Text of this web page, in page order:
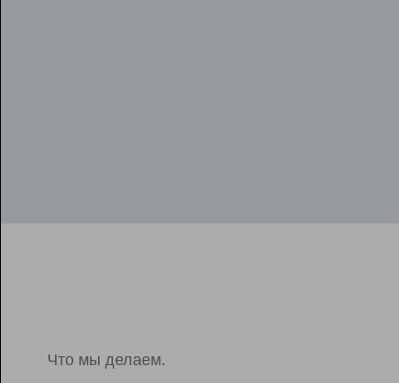
Что мы делаем.